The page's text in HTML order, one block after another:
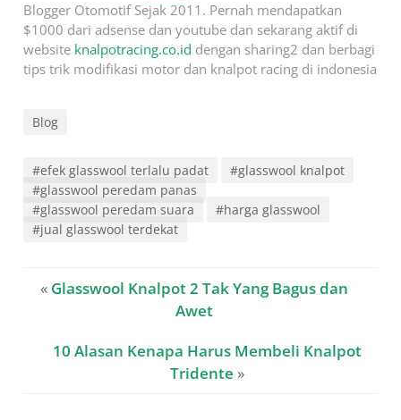
Blogger Otomotif Sejak 2011. Pernah mendapatkan
$1000 dari adsense dan youtube dan sekarang aktif di
website knalpotracing.co.id dengan sharing2 dan berbagi
tips trik modifikasi motor dan knalpot racing di indonesia
Blog
#efek glasswool terlalu padat
#glasswool knalpot
#glasswool peredam panas
#glasswool peredam suara
#harga glasswool
#jual glasswool terdekat
« Glasswool Knalpot 2 Tak Yang Bagus dan
Awet
10 Alasan Kenapa Harus Membeli Knalpot
Tridente »